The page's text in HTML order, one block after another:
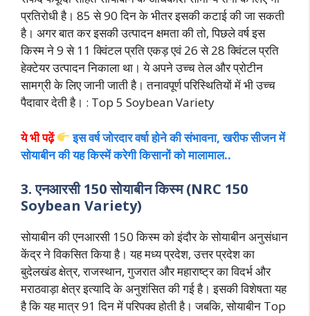
प्रतिरोधी है। 85 से 90 दिन के भीतर इसकी कटाई की जा सकती
है। अगर बात कर इसकी उत्पादन क्षमता की तो, पिछले वर्ष इस
किस्म ने 9 से 11 क्विंटल प्रति एकड़ एवं 26 से 28 क्विंटल प्रति
हेक्टेयर उत्पादन निकाला था। ये अपने उच्च तेल और प्रोटीन
सामग्री के लिए जानी जाती है। तनावपूर्ण परिस्थितियों में भी उच्च
पैदावार देती है। : Top 5 Soybean Variety
ये भी पढ़ें
इस वर्ष जोरदार वर्षा होने की संभावना, खरीफ सीजन में
सोयाबीन की यह किस्में करेगी किसानों को मालामाल..
3. एनआरसी 150 सोयाबीन किस्म (NRC 150
Soybean Variety)
सोयाबीन की एनआरसी 150 किस्म को इंदौर के सोयाबीन अनुसंधान
केंद्र ने विकसित किया है। यह मध्य प्रदेश, उत्तर प्रदेश का
बुदेलखंड क्षेत्र, राजस्थान, गुजरात और महाराष्ट्र का विदर्भ और
मराठवाड़ा क्षेत्र इत्यादि के अनुशंसित की गई है। इसकी विशेषता यह
है कि यह मात्र 91 दिन में परिपक्व होती है। जबकि, सोयाबीन Top